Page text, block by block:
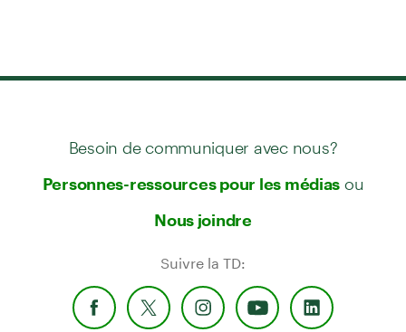
Besoin de communiquer avec nous?
Personnes-ressources pour les médias ou
Nous joindre
Suivre la TD: